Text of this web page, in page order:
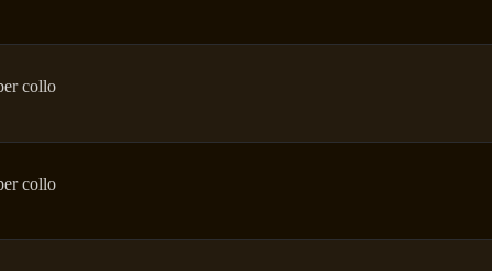
collo
collo